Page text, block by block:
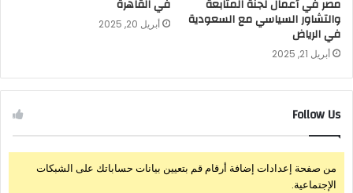
مصر في أعمال لجنة المتابعة
والتشاور السياسي مع السعودية
في الرياض
أبريل 21, 2025
في القاهرة
أبريل 20, 2025
Follow Us
من صفحة إعدادات إضافة أرقام قم بتعيين بيانات حساباتك على الشبكات
الإجتماعية.